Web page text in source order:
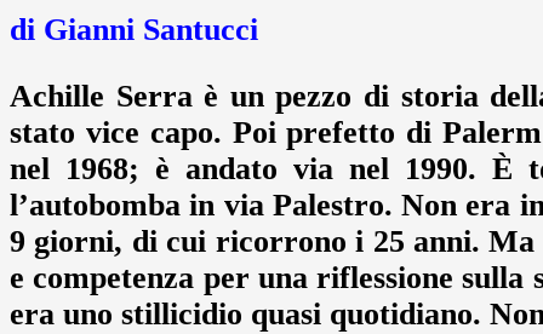
di Gianni Santucci
Achille Serra è un pezzo di storia
stato vice capo. Poi prefetto di
nel 1968; è andato via nel 1990. È
l’autobomba in via Palestro. Non era
9 giorni, di cui ricorrono i 25 anni. Ma
e competenza per una riflessione
era uno stillicidio quasi quotidiano.